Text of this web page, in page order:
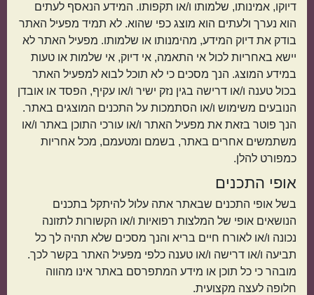
דיוקו, אמינותו, שלמותו ו/או תקפותו. המידע הנאסף לעתים
הוא נערך ולעתים הוא מוצג כפי שהוא. לא תמיד מפעיל האתר
בודק את דיוק המידע, מהימנותו או שלמותו. מפעיל האתר לא
יישא באחריות לכול אי התאמה, אי דיוק, אי שלמות או טעות
במידע המוצג. הנך מסכים כי לא תוכל לבוא למפעיל האתר
בכול טענה ו/או דרישה בגין נזק ישיר ו/או עקיף, הפסד או אובדן
הנובעים משימוש ו/או הסתמכות על התכנים המוצגים באתר.
הנך פוטר בזאת את מפעיל האתר ו/או עורכי התוכן באתר ו/או
משתמשים אחרים באתר, בשמם ומטעמם, מכל אחריות
כמפורט להלן.
אופי התכנים
בשל אופי התכנים שבאתר אתה עלול להיתקל בתכנים
הנושאים אופי של המלצות רפואיות ו/או הקשורות לתזונה
נכונה ו/או לאורח חיים בריא והנך מסכים שלא תהיה לך כל
תביעה ו/או דרישה ו/או טענה כלפי מפעיל האתר בקשר לכך.
מובהר כי כל תוכן או מידע המתפרסם באתר אינו מהווה
חלופה לעצה מקצועית.